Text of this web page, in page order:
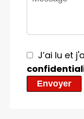
J’ai lu et
Envoyer